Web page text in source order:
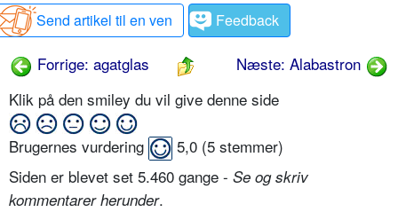
Send artikel til en ven
Feedback
Forrige: agatglas
Næste: Alabastron
Klik på den smiley du vil give denne side
Brugernes vurdering 5,0 (5 stemmer)
Siden er blevet set 5.460 gange - Se og skriv
kommentarer herunder.